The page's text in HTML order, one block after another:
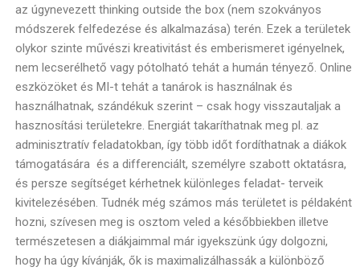
az úgynevezett thinking outside the box (nem szokványos
módszerek felfedezése és alkalmazása) terén. Ezek a területek
olykor szinte művészi kreativitást és emberismeret igényelnek,
nem lecserélhető vagy pótolható tehát a humán tényező. Online
eszközöket és MI-t tehát a tanárok is használnak és
használhatnak, szándékuk szerint – csak hogy visszautaljak a
hasznosítási területekre. Energiát takaríthatnak meg pl. az
adminisztratív feladatokban, így több időt fordíthatnak a diákok
támogatására és a differenciált, személyre szabott oktatásra,
és persze segítséget kérhetnek különleges feladat- terveik
kivitelezésében. Tudnék még számos más területet is példaként
hozni, szívesen meg is osztom veled a későbbiekben illetve
természetesen a diákjaimmal már igyekszünk úgy dolgozni,
hogy ha úgy kívánják, ők is maximalizálhassák a különböző